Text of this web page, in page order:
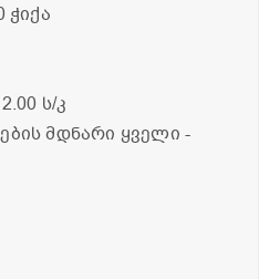
ჭიქა
ს/კ
მდნარი ყველი-